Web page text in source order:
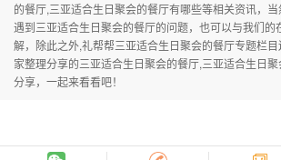
的餐厅,三亚适合生日聚会的餐厅有哪些等相关资讯，
遇到三亚适合生日聚会的餐厅的问题，也可以与我们的
解，除此之外,礼帮帮三亚适合生日聚会的餐厅专题栏
家整理分享的三亚适合生日聚会的餐厅,三亚适合生日
分享，一起来看看吧！